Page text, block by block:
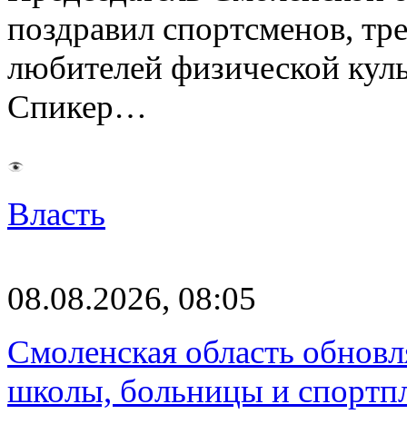
поздравил спортсменов,
любителей физической
Спикер…
Власть
08.08.2026, 08:05
Смоленская область
школы, больницы и